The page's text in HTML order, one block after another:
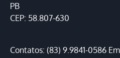
PB
CEP: 58.807-630
Contatos: (83) 9.9841-0586